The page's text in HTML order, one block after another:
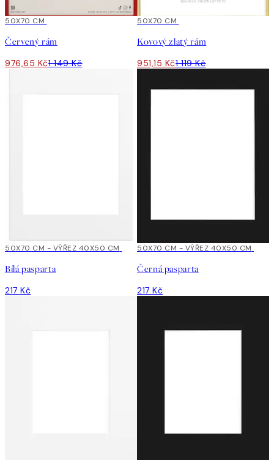
15%*
50X70 CM
Červený rám
976,65 Kč1 149 Kč
15%*
50X70 CM
Kovový zlatý rám
951,15 Kč1 119 Kč
50X70 CM - VÝŘEZ 40X50 CM
Bílá pasparta
217 Kč
50X70 CM - VÝŘEZ 40X50 CM
Černá pasparta
217 Kč